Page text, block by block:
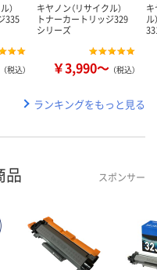
）
335
（税込）
キヤノン（リサイクル）
トナーカートリッジ329
シリーズ
￥3,990～ （税込）
キ
ランキングをもっと見る
品 スポンサー